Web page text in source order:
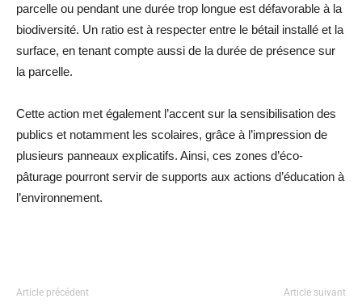
parcelle ou pendant une durée trop longue est défavorable à la
biodiversité. Un ratio est à respecter entre le bétail installé et la
surface, en tenant compte aussi de la durée de présence sur
la parcelle.
Cette action met également l’accent sur la sensibilisation des
publics et notamment les scolaires, grâce à l’impression de
plusieurs panneaux explicatifs. Ainsi, ces zones d’éco-
pâturage pourront servir de supports aux actions d’éducation à
l’environnement.
Article précédent Article suivant